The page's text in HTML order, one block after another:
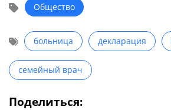
Общество
больница декларация
семейный врач
Поделиться: